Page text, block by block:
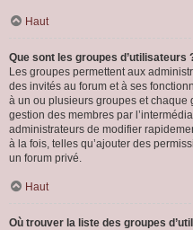
Haut
Que sont les groupes d’utilisateurs
Les groupes permettent aux
des invités au forum et à ses
à un ou plusieurs groupes et
gestion des membres par
administrateurs de modifier
à la fois, telles qu’ajouter des
un forum privé.
Haut
Où trouver la liste des groupes